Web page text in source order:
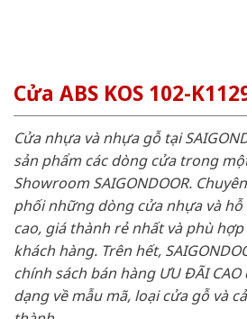
Cửa ABS KOS 102-
Cửa nhựa và nhựa gỗ tại
sản phẩm các dòng cửa trong
Showroom SAIGONDOOR.
phối những dòng cửa nhựa và
cao, giá thành rẻ nhất và phù
khách hàng. Trên hết,
chính sách bán hàng ƯU ĐÃI
dạng về mẫu mã, loại cửa gỗ và